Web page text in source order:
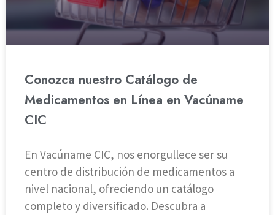
Conozca nuestro Catálogo de
Medicamentos en Línea en Vacúname
CIC
En Vacúname CIC, nos enorgullece ser su
centro de distribución de medicamentos a
nivel nacional, ofreciendo un catálogo
completo y diversificado. Descubra a